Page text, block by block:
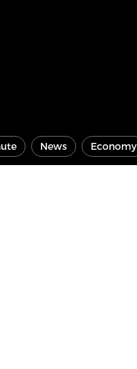
News Economy